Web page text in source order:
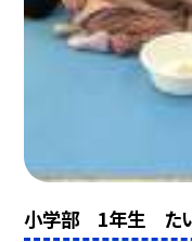
小学部 1年生 たい